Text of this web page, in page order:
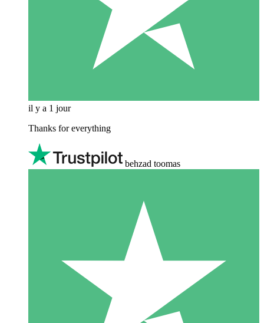
il y a 1 jour
Thanks for everything
behzad toomas